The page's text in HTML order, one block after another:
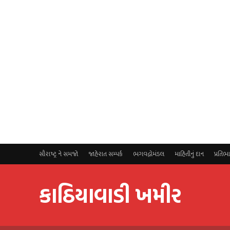
સૌરાષ્ટ્ર ને સમજો જાહેરાત સમ્પર્ક ભગવદ્ગોમંડલ માહિતીનું દાન
કાઠિયાવાડી ખમીર